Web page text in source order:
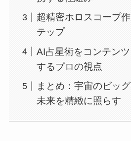
超精密ホロスコープ
テップ
AI占星術をコンテン
するプロの視点
まとめ：宇宙のビッ
未来を精緻に照らす